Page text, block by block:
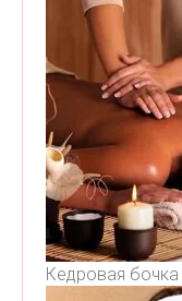
Кедровая бочка